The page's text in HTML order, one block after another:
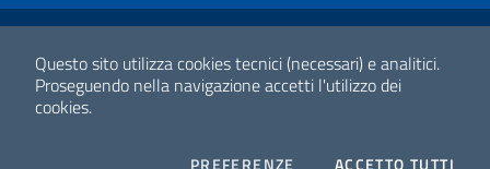
Questo sito utilizza cookies tecnici (necessari) e analitici.
Proseguendo nella navigazione accetti l'utilizzo dei
cookies.
PREFERENZE COOKIESACCETTO TUTTI
Link Utili